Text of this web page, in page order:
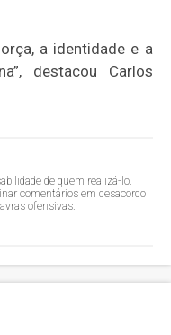
a identidade e a
destacou Carlos
de quem realizá-lo.
comentários em desacordo
ofensivas.